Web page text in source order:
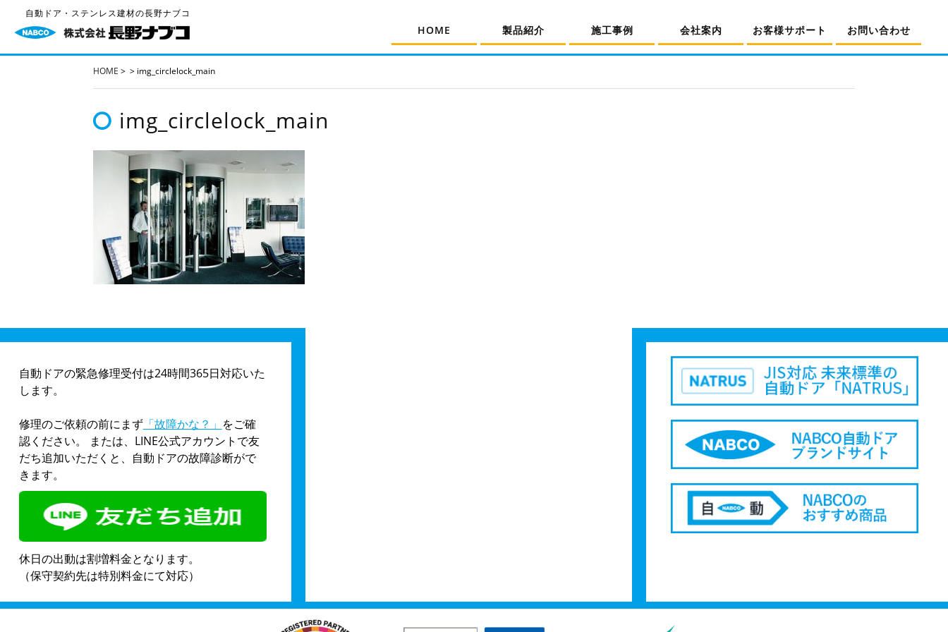
自動ドア・ステンレス建材の長野ナブコ
HOME 製品紹介 施工事例 会社案内 お客様サポート お問い合わせ
HOME > > img_circlelock_main
img_circlelock_main
自動ドアの緊急修理受付は24時間365日対応いた
します。
修理のご依頼の前にまず「故障かな？」 をご確
認ください。 または、LINE公式アカウントで友
だち追加いただくと、自動ドアの故障診断がで
きます。
休日の出動は割増料金となります。
（保守契約先は特別料金にて対応）